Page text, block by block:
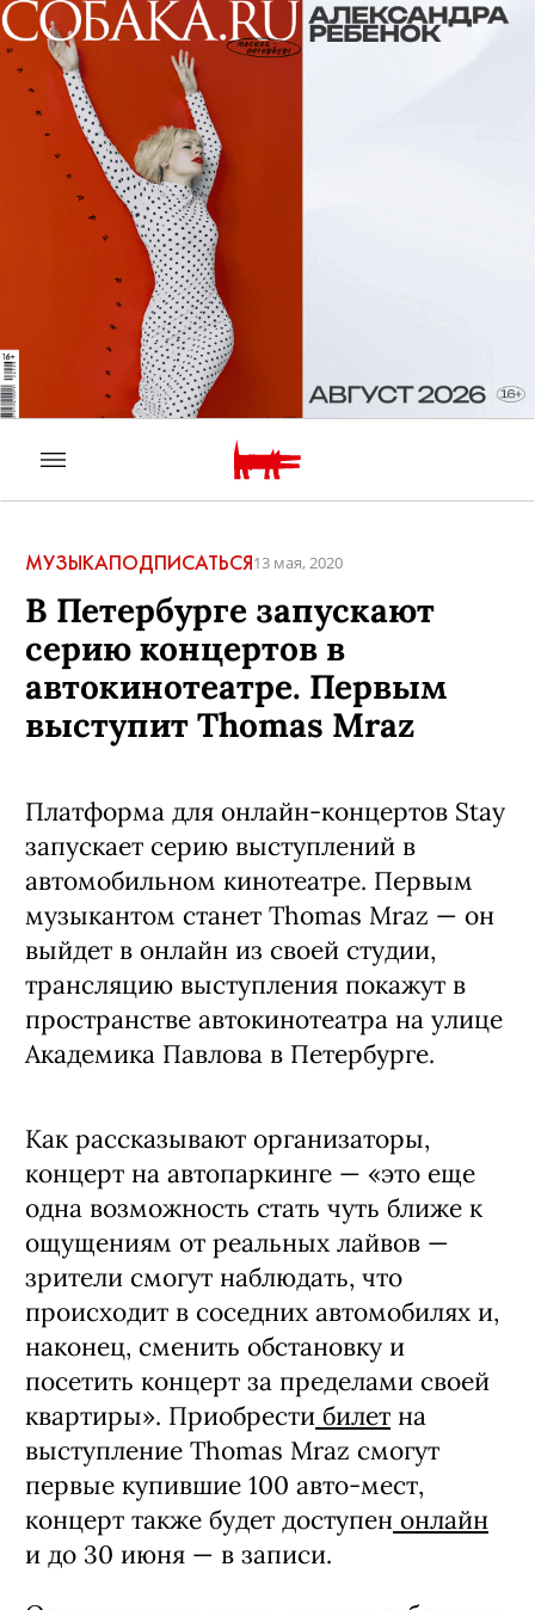
МУЗЫКАПОДПИСАТЬСЯ13 мая, 2020
В Петербурге запускают
серию концертов в
автокинотеатре. Первым
выступит Thomas Mraz
Платформа для онлайн-концертов Stay
запускает серию выступлений в
автомобильном кинотеатре. Первым
музыкантом станет Thomas Mraz — он
выйдет в онлайн из своей студии,
трансляцию выступления покажут в
пространстве автокинотеатра на улице
Академика Павлова в Петербурге.
Как рассказывают организаторы,
концерт на автопаркинге — «это еще
одна возможность стать чуть ближе к
ощущениям от реальных лайвов —
зрители смогут наблюдать, что
происходит в соседних автомобилях и,
наконец, сменить обстановку и
посетить концерт за пределами своей
квартиры». Приобрести билет на
выступление Thomas Mraz смогут
первые купившие 100 авто-мест,
концерт также будет доступен онлайн
и до 30 июня — в записи.